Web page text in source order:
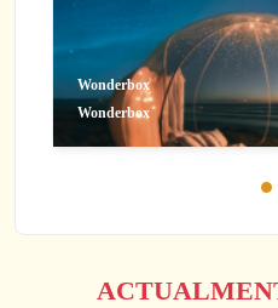
Wonderbox
Wonderbox